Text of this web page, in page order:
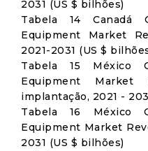
2031 (US $ bilhões)
Tabela 14 Canadá
Equipment Market
2021-2031 (US $
Tabela 15 México
Equipment
implantação, 2021 -
Tabela 16 México
Equipment Market
2031 (US $ bilhões)